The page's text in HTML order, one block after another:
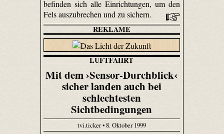
befinden sich alle Einrichtungen, um den
Fels auszubrechen und zu sichern.
REKLAME
LUFTFAHRT
Mit dem ›Sensor-Durchblick‹
sicher landen auch bei
schlechtesten
Sichtbedingungen
tvi.ticker • 8. Oktober 1999